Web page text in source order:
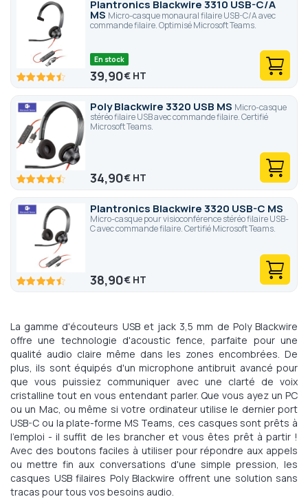
Plantronics Blackwire 3310 USB-C/A
MS Micro-casque monaural filaire USB-C/A avec
commande filaire. Optimisé Microsoft Teams.
89 100
En stock
39,90€
Poly Blackwire 3320 USB MS Micro-casque
stéréo filaire USB avec commande filaire. Certifié
Microsoft Teams.
89 100 34,90€
Plantronics Blackwire 3320 USB-C MS
Micro-casque pour visioconférence stéréo filaire USB-
C avec commande filaire. Certifié Microsoft Teams.
89 100 38,90€
La gamme d'écouteurs USB et jack 3,5 mm de Poly Blackwire
offre une technologie d'acoustic fence, parfaite pour une
qualité audio claire même dans les zones encombrées. De
plus, ils sont équipés d'un microphone antibruit avancé pour
que vous puissiez communiquer avec une clarté de voix
cristalline tout en vous entendant parler. Que vous ayez un PC
ou un Mac, ou même si votre ordinateur utilise le dernier port
USB-C ou la plate-forme MS Teams, ces casques sont prêts à
l'emploi - il suffit de les brancher et vous êtes prêt à partir !
Avec des boutons faciles à utiliser pour répondre aux appels
ou mettre fin aux conversations d'une simple pression, les
casques USB filaires Poly Blackwire offrent une solution sans
tracas pour tous vos besoins audio.